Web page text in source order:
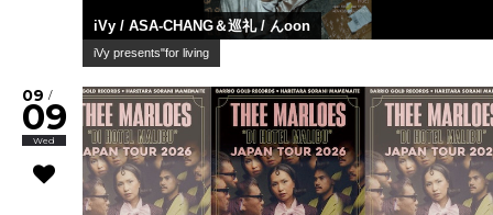
iVy / ASA-CHANG＆巡礼 / んoon
iVy presents"for living
09 /
09
Wed